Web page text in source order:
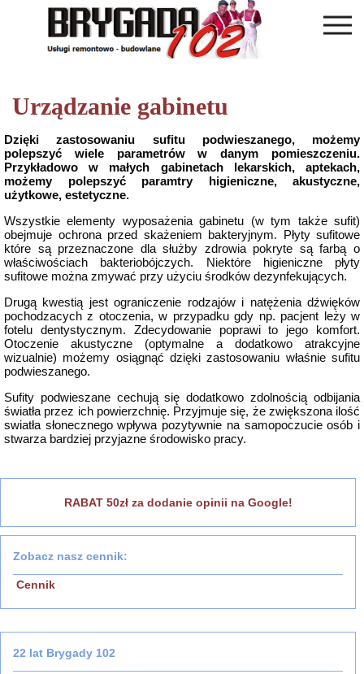
RABAT 50zł za dodanie opinii na Google!
Zobacz nasz cennik:
Cennik
22 lat Brygady 102
Urządzanie gabinetu
Dzięki zastosowaniu sufitu podwieszanego, możemy
polepszyć wiele parametrów w danym pomieszczeniu.
Przykładowo w małych gabinetach lekarskich, aptekach,
możemy polepszyć paramtry higieniczne, akustyczne,
użytkowe, estetyczne.
Wszystkie elementy wyposażenia gabinetu (w tym także sufit)
obejmuje ochrona przed skażeniem bakteryjnym. Płyty sufitowe
które są przeznaczone dla służby zdrowia pokryte są farbą o
właściwościach bakteriobójczych. Niektóre higieniczne płyty
sufitowe można zmywać przy użyciu środków dezynfekujących.
Drugą kwestią jest ograniczenie rodzajów i natężenia dźwięków
pochodzacych z otoczenia, w przypadku gdy np. pacjent leży w
fotelu dentystycznym. Zdecydowanie poprawi to jego komfort.
Otoczenie akustyczne (optymalne a dodatkowo atrakcyjne
wizualnie) możemy osiągnąć dzięki zastosowaniu właśnie sufitu
podwieszanego.
Sufity podwieszane cechują się dodatkowo zdolnością odbijania
światła przez ich powierzchnię. Przyjmuje się, że zwiększona ilość
swiatła słonecznego wpływa pozytywnie na samopoczucie osób i
stwarza bardziej przyjazne środowisko pracy.